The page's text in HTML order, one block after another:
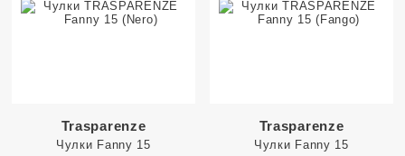
Trasparenze
Чулки Fanny 15
Trasparenze
Чулки Fanny 15